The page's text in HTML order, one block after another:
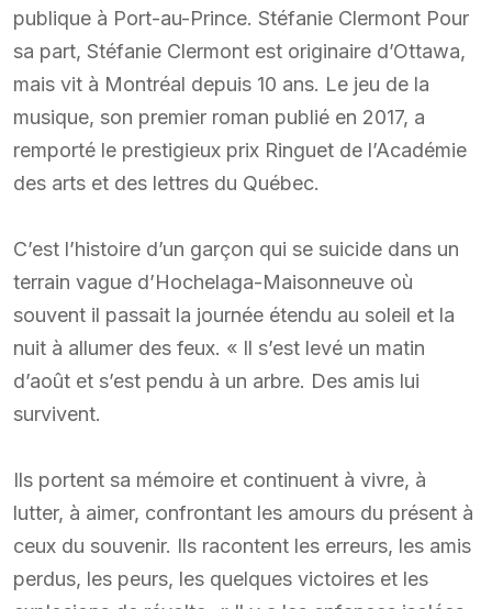
publique à Port-au-Prince. Stéfanie Clermont Pour
sa part, Stéfanie Clermont est originaire d’Ottawa,
mais vit à Montréal depuis 10 ans. Le jeu de la
musique, son premier roman publié en 2017, a
remporté le prestigieux prix Ringuet de l’Académie
des arts et des lettres du Québec.
C’est l’histoire d’un garçon qui se suicide dans un
terrain vague d’Hochelaga-Maisonneuve où
souvent il passait la journée étendu au soleil et la
nuit à allumer des feux. « Il s’est levé un matin
d’août et s’est pendu à un arbre. Des amis lui
survivent.
Ils portent sa mémoire et continuent à vivre, à
lutter, à aimer, confrontant les amours du présent à
ceux du souvenir. Ils racontent les erreurs, les amis
perdus, les peurs, les quelques victoires et les